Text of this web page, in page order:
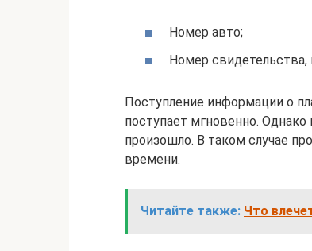
Номер авто;
Номер
Поступление информации о
поступает мгновенно.
произошло. В таком случае
времени.
Читайте также: Что